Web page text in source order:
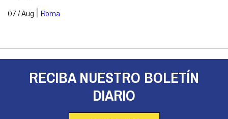
07 / Aug | Roma
RECIBA NUESTRO BOLETÍN
DIARIO